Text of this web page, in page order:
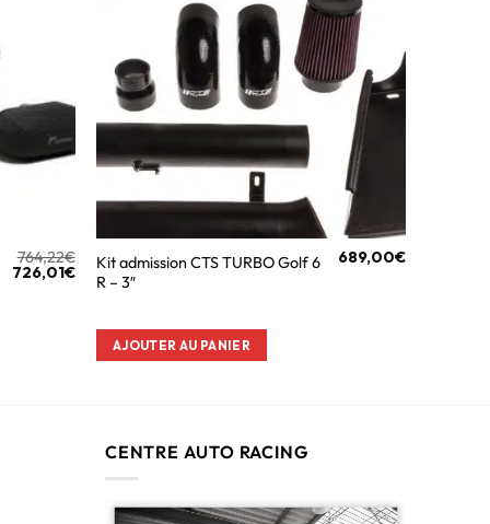
764,22€
726,01€
Kit admission CTS TURBO Golf 6
R – 3″
689,00€
AJOUTER AU PANIER
CENTRE AUTO RACING